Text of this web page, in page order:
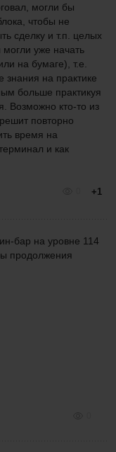
могли бы
чтобы не
сделку и т.п. целых
уже начать
на бумаге), т.е.
знания на практике
больше практикуя
Возможно кто-то из
повторно
время на
и как
+1
бар на уровне 114
продолжения